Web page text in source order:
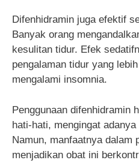
Difenhidramin juga efektif
Banyak orang
kesulitan tidur. Efek
pengalaman tidur yang
mengalami insomnia.
Penggunaan difenhidramin
hati-hati, mengingat
Namun, manfaatnya dalam
menjadikan obat ini